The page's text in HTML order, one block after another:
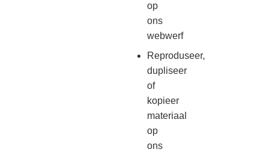
op
ons
webwerf
Reproduseer,
dupliseer
of
kopieer
materiaal
op
ons